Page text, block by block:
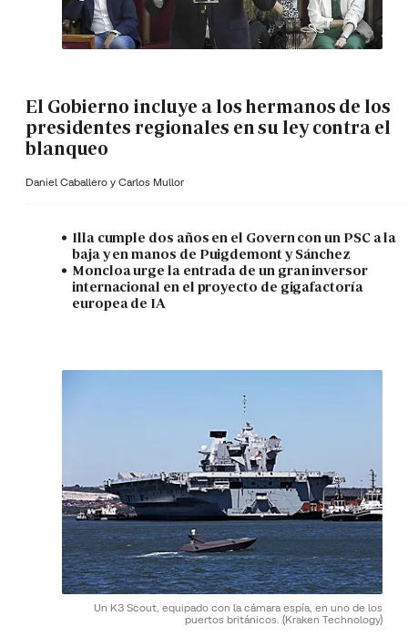
El Gobierno incluye a los hermanos de los
presidentes regionales en su ley contra el
blanqueo
Daniel Caballero y Carlos Mullor
Illa cumple dos años en el Govern con un PSC a la
baja y en manos de Puigdemont y Sánchez
Moncloa urge la entrada de un gran inversor
internacional en el proyecto de gigafactoría
europea de IA
Un K3 Scout, equipado con la cámara espía, en uno de los
puertos británicos. (Kraken Technology)